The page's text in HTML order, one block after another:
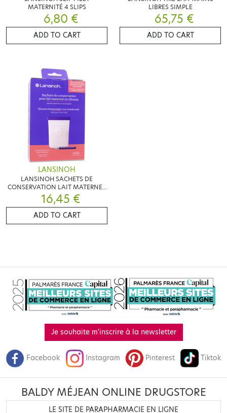
MATERNITÉ 4 SLIPS
6,80 €
ADD TO CART
LIBRES SIMPLE
65,75 €
ADD TO CART
LANSINOH
LANSINOH SACHETS DE
CONSERVATION LAIT MATERNEL
5 SACHETS
16,45 €
ADD TO CART
Je souhaite m'inscrire à la newsletter
Facebook Instagram Pinterest Tiktok
BALDY MÉJEAN ONLINE DRUGSTORE
LE SITE DE PARAPHARMACIE EN LIGNE